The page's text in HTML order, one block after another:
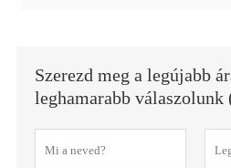
Szerezd meg a legújabb
leghamarabb válaszolunk